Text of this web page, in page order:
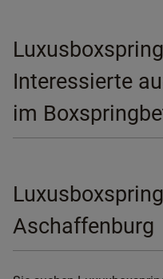
Interessierte
im
Aschaffenburg